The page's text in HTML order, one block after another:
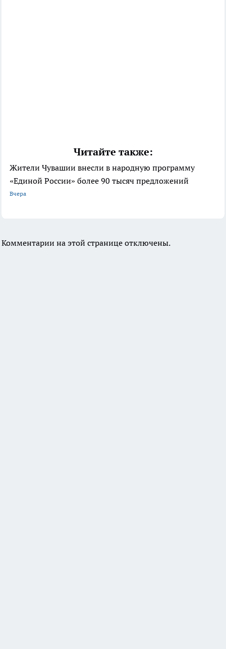
Читайте также:
Жители Чувашии внесли в народную программу
«Единой России» более 90 тысяч предложений
Вчера
Комментарии на этой странице отключены.